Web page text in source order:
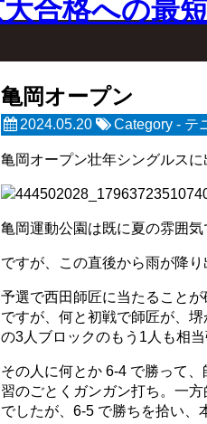
亀岡オープン
2024.05.20 Category - テ
亀岡オープン壮年シングルスに
亀岡運動公園は既に夏の雰囲気
ですが、この直後から雨が降
予選で西田師匠に当たること
ですが、何と初戦で師匠が、
の3人ブロックのもう1人も相当
その人に何とか 6-4 で勝って
習のごとくガンガン打ち。一
でしたが、6-5 で勝ちを拾い、